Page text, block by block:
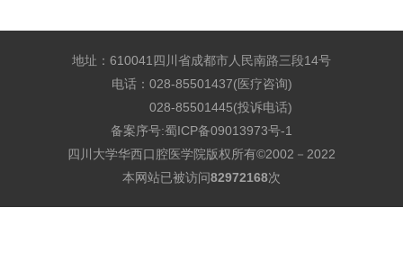
地址：610041四川省成都市人民南路三段14号
电话：028-85501437(医疗咨询)
028-85501445(投诉电话)
备案序号:蜀ICP备09013973号-1
四川大学华西口腔医学院版权所有©2002－2022
本网站已被访问82972168次